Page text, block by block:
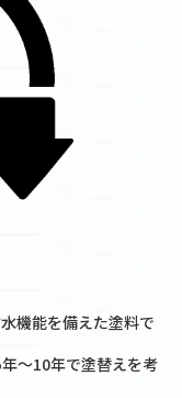
機能を備えた塗料で
～10年で塗替えを考